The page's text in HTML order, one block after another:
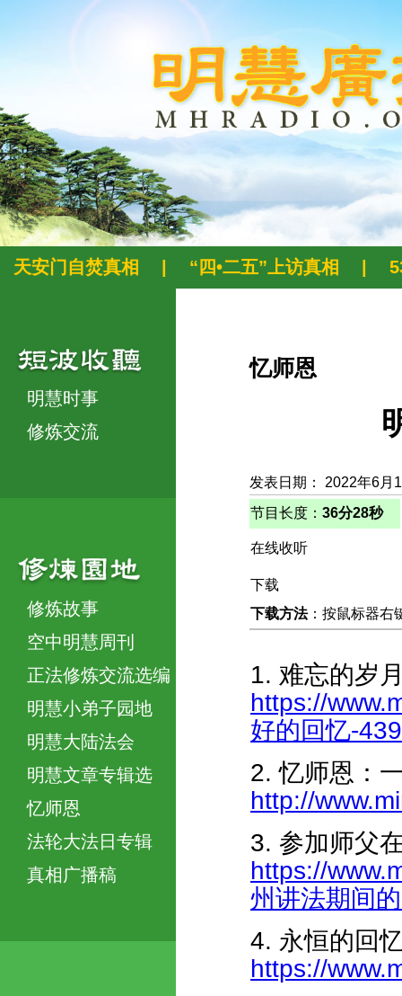
天安门自焚真相 “四•二五”上访真相
明慧时事
修炼交流
修炼故事
空中明慧周刊
正法修炼交流选编
明慧小弟子园地
明慧大陆法会
明慧文章专辑选
忆师恩
法轮大法日专辑
真相广播稿
忆师恩
发表日期： 2022年6月
节目长度： 36分28秒
在线收听
下载
下载方法：按鼠标器右
1. 难忘的岁
https://
好的回忆-
2. 忆师恩：
http://
3. 参加师父
https://
州讲法期间
4. 永恒的回
https://